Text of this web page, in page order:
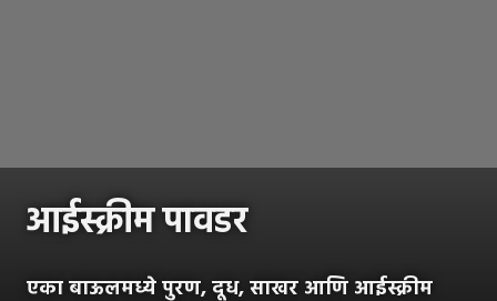
आईस्क्रीम पावडर
एका बाऊलमध्ये पुरण, दूध, साखर आणि आईस्क्रीम